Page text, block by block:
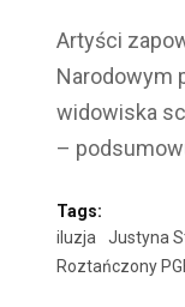
Artyści
Narodowym
widowiska
–
Tags:
iluzja
Justyna
Roztańczony